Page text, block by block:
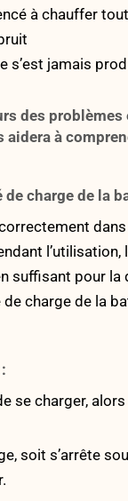
à chauffer
s’est jamais
des
à
charge de la
dans
suffisant pour la
charge de la
se charger,
soit s’arrête